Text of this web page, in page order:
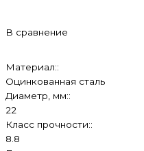
В сравнение
Материал::
Оцинкованная сталь
Диаметр, мм::
22
Класс прочности::
8.8